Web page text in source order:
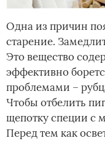
Одна из причин
старение.
Это вещество
эффективно
проблемами –
Чтобы отбелить
щепотку специи с
Перед тем как